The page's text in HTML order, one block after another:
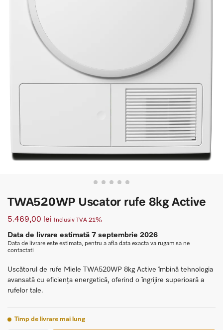
TWA520WP Uscator rufe 8kg Active
5.469,00 lei Inclusiv TVA 21%
Data de livrare estimată 7 septembrie 2026
Data de livrare este estimata, pentru a afla data exacta va rugam sa ne
contactati
Uscătorul de rufe Miele TWA520WP 8kg Active îmbină tehnologia
avansată cu eficiența energetică, oferind o îngrijire superioară a
rufelor tale.
Timp de livrare mai lung